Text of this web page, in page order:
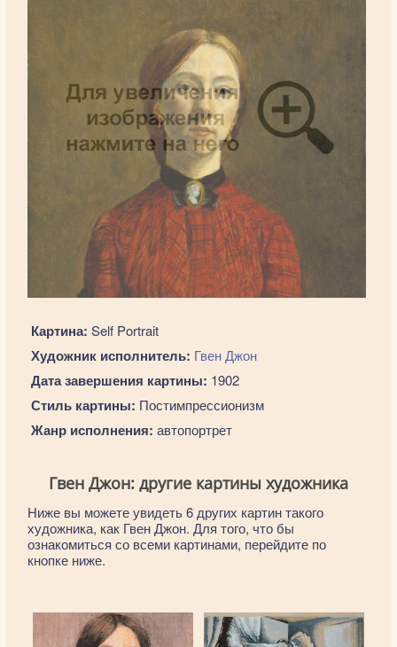
Картина: Self Portrait
Художник исполнитель: Гвен Джон
Дата завершения картины: 1902
Стиль картины: Постимпрессионизм
Жанр исполнения: автопортрет
Гвен Джон: другие картины художника
Ниже вы можете увидеть 6 других картин такого
художника, как Гвен Джон. Для того, что бы
ознакомиться со всеми картинами, перейдите по
кнопке ниже.